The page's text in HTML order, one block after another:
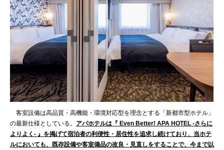
客室設備は高品質・高機能・環境対応型を理念とする「新都市型ホテル」
の最新仕様としている。 アパホテルは『 Even Better! APA HOTEL -さらに
よりよく- 』を掲げて宿泊者の利便性・居住性を追求し続けており、当ホテ
ルにおいても、既存設備や客室備品の改良・見直しをすることで、今まで以